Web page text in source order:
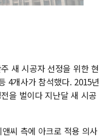
새 시공자 선정을 위한 현
4개사가 참석했다. 2015년
을 벌이다 지난달 새 시공
씨 측에 아크로 적용 의사